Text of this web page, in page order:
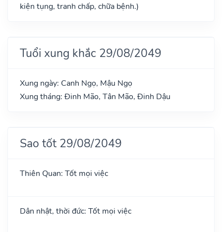
kiện tụng, tranh chấp, chữa bệnh.)
Tuổi xung khắc 29/08/2049
Xung ngày: Canh Ngọ, Mậu Ngọ
Xung tháng: Đinh Mão, Tân Mão, Đinh Dậu
Sao tốt 29/08/2049
Thiên Quan: Tốt mọi việc
Dân nhật, thời đức: Tốt mọi việc